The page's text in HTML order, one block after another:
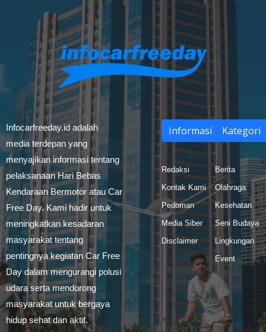
Infocarfreeday.id adalah
media terdepan yang
menyajikan informasi tentang
pelaksanaan Hari Bebas
Kendaraan Bermotor atau Car
Free Day. Kami hadir untuk
meningkatkan kesadaran
masyarakat tentang
pentingnya kegiatan Car Free
Day dalam mengurangi polusi
udara serta mendorong
masyarakat untuk bergaya
hidup sehat dan aktif.
Informasi
Redaksi
Kontak Kami
Pedoman
Media Siber
Disclaimer
Kategori
Berita
Olahraga
Kesehatan
Seni Budaya
Lingkungan
Event